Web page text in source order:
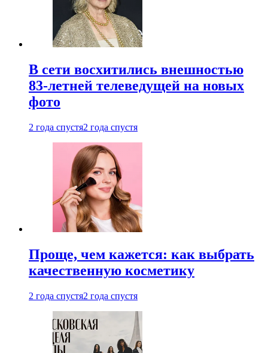
В сети восхитились внешностью
83-летней телеведущей на новых
фото
2 года спустя2 года спустя
Проще, чем кажется: как выбрать
качественную косметику
2 года спустя2 года спустя